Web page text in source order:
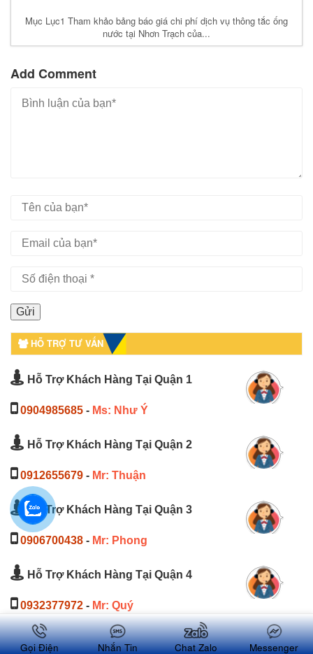
Mục Lục1 Tham khảo bảng báo giá chi phí dịch vụ thông tắc ống
nước tại Nhơn Trạch của...
Add Comment
HỖ TRỢ TƯ VẤN
Hỗ Trợ Khách Hàng Tại Quận 1
0904985685 - Ms: Như Ý
Hỗ Trợ Khách Hàng Tại Quận 2
0912655679 - Mr: Thuận
Hỗ Trợ Khách Hàng Tại Quận 3
0906700438 - Mr: Phong
Hỗ Trợ Khách Hàng Tại Quận 4
0932377972 - Mr: Quý
Hỗ Trợ Khách Hàng Tại Quận 5
Gọi Điện Nhắn Tin Chat Zalo Messenger